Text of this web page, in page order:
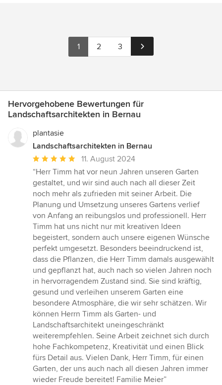
1 2 3
Hervorgehobene Bewertungen für
Landschaftsarchitekten in Bernau
plantasie
Landschaftsarchitekten in Bernau
Durchschnittliche
Bewertung:
5
von
5
Sternen
11. August 2024
“Herr Timm hat vor neun Jahren unseren Garten
gestaltet, und wir sind auch nach all dieser Zeit
noch mehr als zufrieden mit seiner Arbeit. Die
Planung und Umsetzung unseres Gartens verlief
von Anfang an reibungslos und professionell. Herr
Timm hat uns nicht nur mit kreativen Ideen
begeistert, sondern auch unsere eigenen Wünsche
perfekt umgesetzt. Besonders beeindruckend ist,
dass die Pflanzen, die Herr Timm damals ausgewählt
und gepflanzt hat, auch nach so vielen Jahren noch
in hervorragendem Zustand sind. Sie sind kräftig,
gesund und verleihen unserem Garten eine
besondere Atmosphäre, die wir sehr schätzen. Wir
können Herrn Timm als Garten- und
Landschaftsarchitekt uneingeschränkt
weiterempfehlen. Seine Arbeit zeichnet sich durch
hohe Fachkompetenz, Kreativität und einen Blick
fürs Detail aus. Vielen Dank, Herr Timm, für einen
Garten, der uns auch nach all diesen Jahren immer
wieder Freude bereitet! Familie Meier”